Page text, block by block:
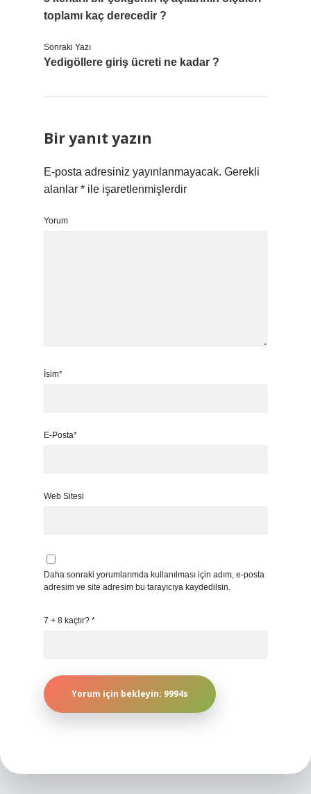
toplamı kaç derecedir ?
Sonraki Yazı
Yedigöllere giriş ücreti ne kadar ?
Bir yanıt yazın
E-posta adresiniz yayınlanmayacak. Gerekli
alanlar * ile işaretlenmişlerdir
Yorum
İsim*
E-Posta*
Web Sitesi
Daha sonraki yorumlarımda kullanılması için adım, e-posta
adresim ve site adresim bu tarayıcıya kaydedilsin.
7 + 8 kaçtır? *